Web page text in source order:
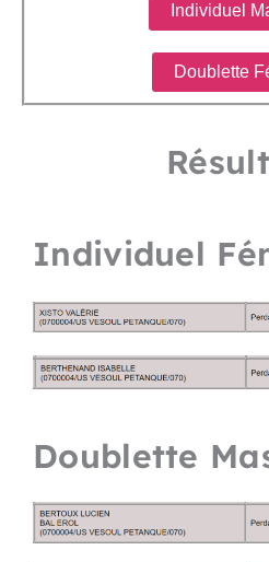
Individuel
Doublette
Individuel
Doublette